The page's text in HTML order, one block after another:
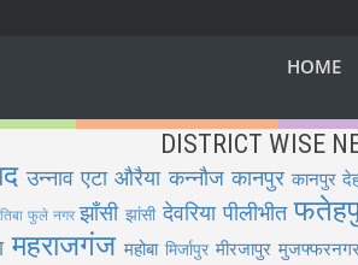
HOME
DISTRICT WISE
उन्नाव एटा औरैया कन्नौज कानपुर कानपुर
फुले नगर झाँसी झांसी देवरिया पीलीभीत
महराजगंज महोबा मिर्जापुर मीरजापुर